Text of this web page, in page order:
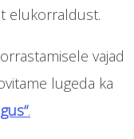
elukorraldust.
vajad
lugeda ka
.